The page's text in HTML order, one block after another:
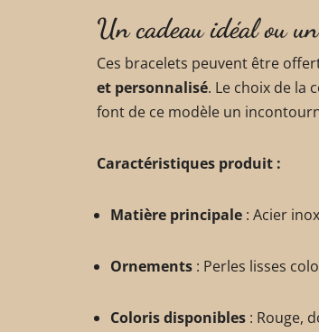
Un cadeau idéal ou
Ces bracelets peuvent être
et personnalisé. Le choix de la
font de ce modèle un
Caractéristiques produit :
Matière principale : Acier
Ornements : Perles lisses
Coloris disponibles : Rouge,